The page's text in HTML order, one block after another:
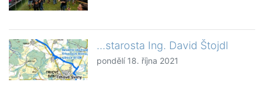
...starosta Ing. David Štojdl
pondělí 18. října 2021